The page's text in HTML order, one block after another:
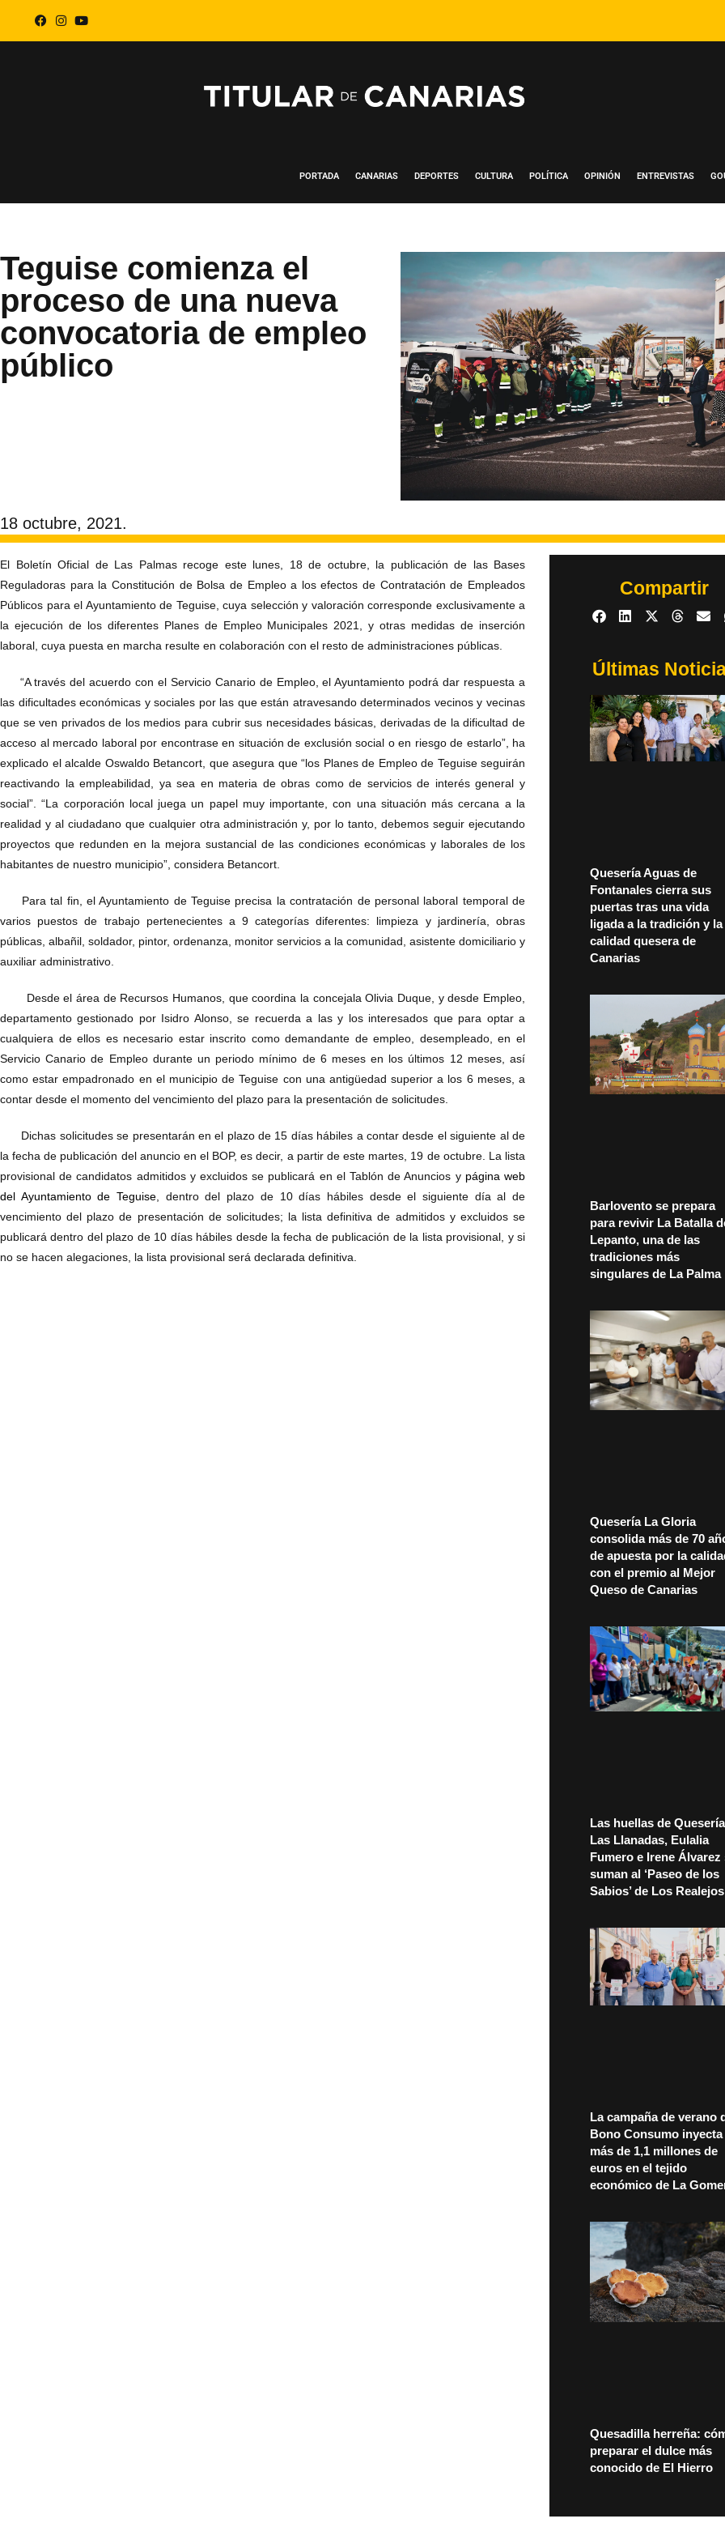
PORTADA CANARIAS DEPORTES CULTURA POLÍTICA OPINIÓN ENTREVISTAS
Teguise comienza el
proceso de una nueva
convocatoria de empleo
público
18 octubre, 2021.
El Boletín Oficial de Las Palmas recoge este lunes, 18 de octubre, la publicación de las Bases
Reguladoras para la Constitución de Bolsa de Empleo a los efectos de Contratación de Empleados
Públicos para el Ayuntamiento de Teguise, cuya selección y valoración corresponde exclusivamente a
la ejecución de los diferentes Planes de Empleo Municipales 2021, y otras medidas de inserción
laboral, cuya puesta en marcha resulte en colaboración con el resto de administraciones públicas.
“A través del acuerdo con el Servicio Canario de Empleo, el Ayuntamiento podrá dar respuesta a
las dificultades económicas y sociales por las que están atravesando determinados vecinos y vecinas
que se ven privados de los medios para cubrir sus necesidades básicas, derivadas de la dificultad de
acceso al mercado laboral por encontrase en situación de exclusión social o en riesgo de estarlo”, ha
explicado el alcalde Oswaldo Betancort, que asegura que “los Planes de Empleo de Teguise seguirán
reactivando la empleabilidad, ya sea en materia de obras como de servicios de interés general y
social”. “La corporación local juega un papel muy importante, con una situación más cercana a la
realidad y al ciudadano que cualquier otra administración y, por lo tanto, debemos seguir ejecutando
proyectos que redunden en la mejora sustancial de las condiciones económicas y laborales de los
habitantes de nuestro municipio”, considera Betancort.
Para tal fin, el Ayuntamiento de Teguise precisa la contratación de personal laboral temporal de
varios puestos de trabajo pertenecientes a 9 categorías diferentes: limpieza y jardinería, obras
públicas, albañil, soldador, pintor, ordenanza, monitor servicios a la comunidad, asistente domiciliario y
auxiliar administrativo.
Desde el área de Recursos Humanos, que coordina la concejala Olivia Duque, y desde Empleo,
departamento gestionado por Isidro Alonso, se recuerda a las y los interesados que para optar a
cualquiera de ellos es necesario estar inscrito como demandante de empleo, desempleado, en el
Servicio Canario de Empleo durante un periodo mínimo de 6 meses en los últimos 12 meses, así
como estar empadronado en el municipio de Teguise con una antigüedad superior a los 6 meses, a
contar desde el momento del vencimiento del plazo para la presentación de solicitudes.
Dichas solicitudes se presentarán en el plazo de 15 días hábiles a contar desde el siguiente al de
la fecha de publicación del anuncio en el BOP, es decir, a partir de este martes, 19 de octubre. La lista
provisional de candidatos admitidos y excluidos se publicará en el Tablón de Anuncios y página web
del Ayuntamiento de Teguise , dentro del plazo de 10 días hábiles desde el siguiente día al de
vencimiento del plazo de presentación de solicitudes; la lista definitiva de admitidos y excluidos se
publicará dentro del plazo de 10 días hábiles desde la fecha de publicación de la lista provisional, y si
no se hacen alegaciones, la lista provisional será declarada definitiva.
Compartir
Últimas
Quesería Aguas de
Fontanales cierra sus
puertas tras una vida
ligada a la tradición y la
calidad quesera de
Canarias
Barlovento se prepara
para revivir La Batalla
Lepanto, una de las
tradiciones más
singulares de La Palma
Quesería La Gloria
consolida más de 70
de apuesta por la
con el premio al Mejor
Queso de Canarias
Las huellas de Quesería
Las Llanadas, Eulalia
Fumero e Irene Álvarez
suman al ‘Paseo de los
Sabios’ de Los Realejos
La campaña de verano
Bono Consumo inyecta
más de 1,1 millones de
euros en el tejido
económico de La
Quesadilla herreña:
preparar el dulce más
conocido de El Hierro